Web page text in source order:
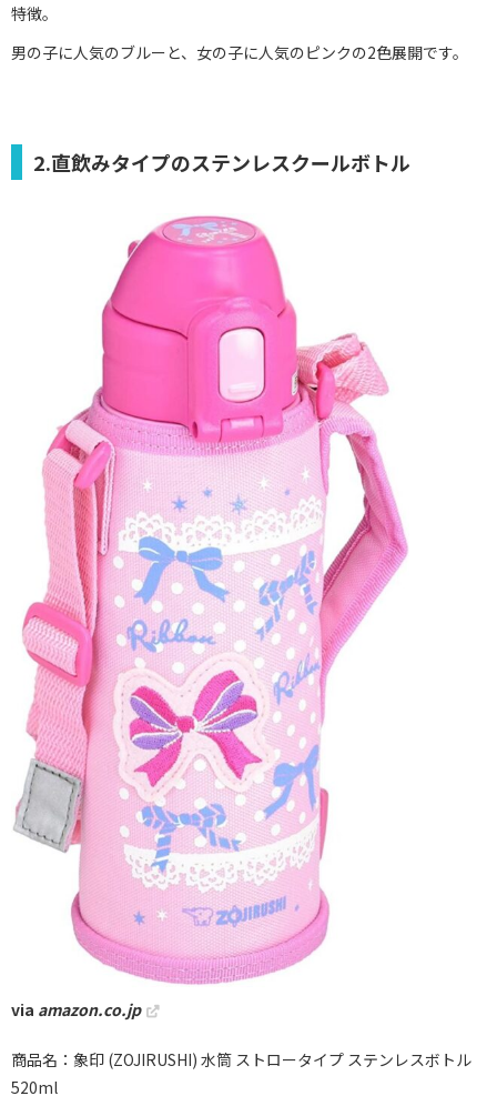
特徴。
男の子に人気のブルーと、女の子に人気のピンクの2色展開です。
2.直飲みタイプのステンレスクールボトル
via amazon.co.jp
商品名：象印 (ZOJIRUSHI) 水筒 ストロータイプ ステンレスボトル
520ml